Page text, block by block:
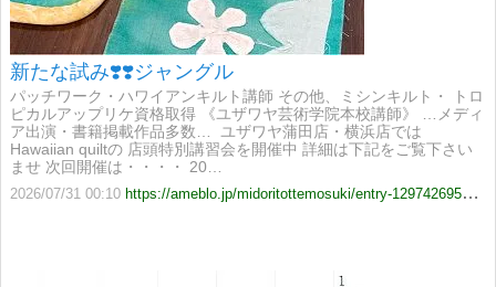
新たな試み❣️❣️ジャングル
パッチワーク・ハワイアンキルト講師 その他、ミシンキルト・ トロ
ピカルアップリケ資格取得 《ユザワヤ芸術学院本校講師》 …メディ
ア出演・書籍掲載作品多数… ​​ ユザワヤ蒲田店・横浜店では
Hawaiian quiltの 店頭特別講習会を開催中 詳細は下記をご覧下さい
ませ 次回開催は・・・・ 20…
2026/07/31 00:10 https://ameblo.jp/midoritottemosuki/entry-12974269548.html